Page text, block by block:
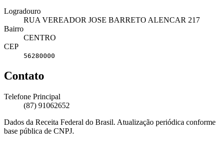
Logradouro
RUA VEREADOR JOSE BARRETO ALENCAR 217
Bairro
CENTRO
CEP
56280000
Contato
Telefone Principal
(87) 91062652
Dados da Receita Federal do Brasil. Atualização periódica conforme
base pública de CNPJ.